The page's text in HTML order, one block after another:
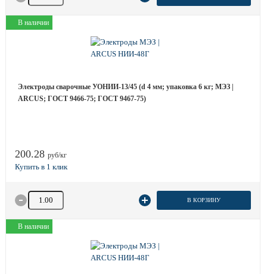
В наличии
Электроды сварочные УОНИИ-13/45 (d 4 мм; упаковка 6 кг; МЭЗ |
ARCUS; ГОСТ 9466-75; ГОСТ 9467-75)
200.28 руб/кг
Количество товара В КОРЗИНУ
В наличии